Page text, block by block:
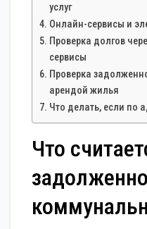
услуг
Онлайн-сервисы и
Проверка долгов
сервисы
Проверка
арендой жилья
Что делать, если по
Что